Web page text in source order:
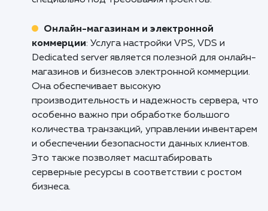
вашего сервера. Мы гарантируем, что
услуги дадут вам уверенность в
и надежности вашего веб-ресурса,
вам сосредоточиться на своем бизнесе, а
технических аспектах его поддержки.
Кому подходит данный продукт?
Веб-разработчикам и агентствам
настройки VPS, VDS и Dedicated server
подходит для веб-разработчиков и